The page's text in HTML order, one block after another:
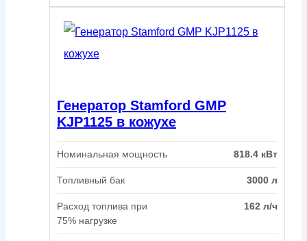
Генератор Stamford GMP
KJP1125 в кожухе
Номинальная мощность 818.4 кВт
Топливный бак 3000 л
Расход топлива при
75% нагрузке
162 л/ч